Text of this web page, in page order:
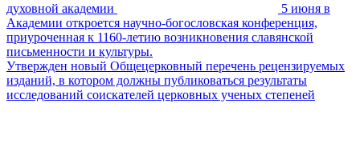
духовной академии
5 июня в
Академии откроется научно-богословская конференция,
приуроченная к 1160-летию возникновения славянской
письменности и культуры.
Утвержден новый Общецерковный перечень рецензируемых
изданий, в котором должны публиковаться результаты
исследований соискателей церковных ученых степеней